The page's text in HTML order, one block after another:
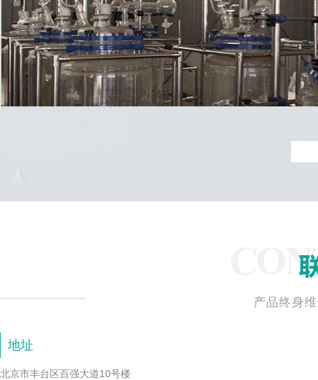
产品终身
地址
北京市丰台区百强大道10号楼